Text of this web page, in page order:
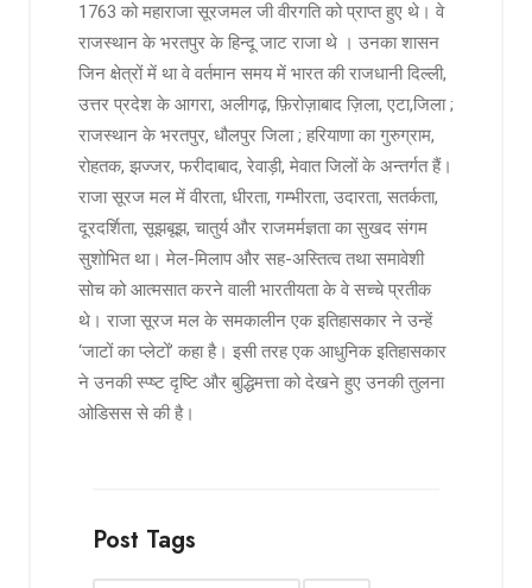
1763 को महाराजा सूरजमल जी वीरगति को प्राप्त हुए थे। वे
राजस्थान के भरतपुर के हिन्दू जाट राजा थे । उनका शासन
जिन क्षेत्रों में था वे वर्तमान समय में भारत की राजधानी दिल्ली,
उत्तर प्रदेश के आगरा, अलीगढ़, फ़िरोज़ाबाद ज़िला, एटा,जिला ;
राजस्थान के भरतपुर, धौलपुर जिला ; हरियाणा का गुरुग्राम,
रोहतक, झज्जर, फरीदाबाद, रेवाड़ी, मेवात जिलों के अन्तर्गत हैं।
राजा सूरज मल में वीरता, धीरता, गम्भीरता, उदारता, सतर्कता,
दूरदर्शिता, सूझबूझ, चातुर्य और राजमर्मज्ञता का सुखद संगम
सुशोभित था। मेल-मिलाप और सह-अस्तित्व तथा समावेशी
सोच को आत्मसात करने वाली भारतीयता के वे सच्चे प्रतीक
थे। राजा सूरज मल के समकालीन एक इतिहासकार ने उन्हें
‘जाटों का प्लेटों’ कहा है। इसी तरह एक आधुनिक इतिहासकार
ने उनकी स्प्ष्ट दृष्टि और बुद्धिमत्ता को देखने हुए उनकी तुलना
ओडिसस से की है।
Post Tags